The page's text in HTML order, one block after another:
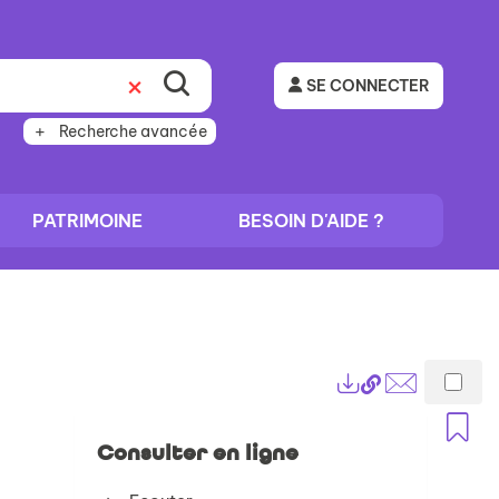
Recherche avancée
SE CONNECTER
PATRIMOINE BESOIN D'AIDE ?
Lien
permanent
(Nouvelle
Envoyer
Consulter en ligne